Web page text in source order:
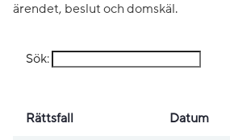
ärendet, beslut och domskäl.
Sök:
Rättsfall Datum